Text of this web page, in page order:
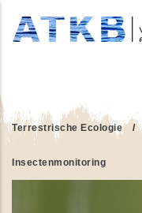
naar
de
inhoud
Terrestrische Ecologie /
Insectenmonitoring